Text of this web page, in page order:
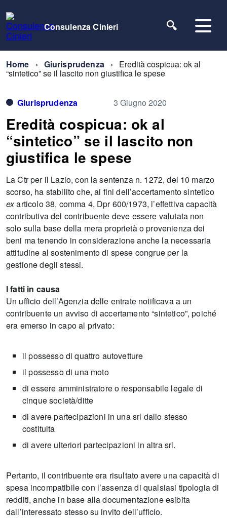
Consulenza Cinieri
Home Giurisprudenza Eredità cospicua: ok al
“sintetico” se il lascito non giustifica le spese
Giurisprudenza 3 Giugno 2020
Eredità cospicua: ok al
“sintetico” se il lascito non
giustifica le spese
La Ctr per il Lazio, con la sentenza n. 1272, del 10 marzo
scorso, ha stabilito che, ai fini dell’accertamento sintetico
exarticolo 38, comma 4, Dpr 600/1973, l’effettiva capacità
contributiva del contribuente deve essere valutata non
solo sulla base della mera proprietà o provenienza dei
beni ma tenendo in considerazione anche la necessaria
attitudine al sostenimento di spese congrue per la
gestione degli stessi.
I fatti in causa
Un ufficio dell’Agenzia delle entrate notificava a un
contribuente un avviso di accertamento “sintetico”, poiché
era emerso in capo al privato:
il possesso di quattro autovetture
il possesso di una moto
di essere amministratore o responsabile legale di
cinque società/ditte
di avere partecipazioni in una srl dallo stesso
costituita
di avere ulteriori partecipazioni in altra srl.
Pertanto, il contribuente era risultato avere una capacità di
spesa incompatibile con l’assenza di qualsiasi tipologia di
redditi, anche in base alla documentazione esibita
dall’interessato stesso su invito dell’ufficio.